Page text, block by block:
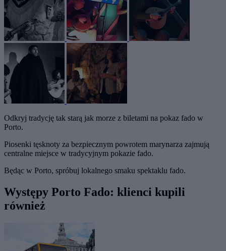
Odkryj tradycję tak starą jak morze z biletami na pokaz fado w
Porto.
Piosenki tęsknoty za bezpiecznym powrotem marynarza zajmują
centralne miejsce w tradycyjnym pokazie fado.
Będąc w Porto, spróbuj lokalnego smaku spektaklu fado.
Występy Porto Fado: klienci kupili
również